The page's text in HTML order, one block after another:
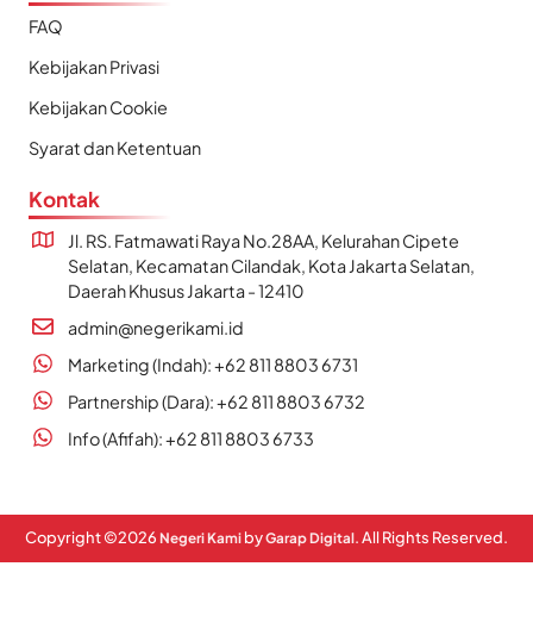
FAQ
Kebijakan Privasi
Kebijakan Cookie
Syarat dan Ketentuan
Kontak
Jl. RS. Fatmawati Raya No.28AA, Kelurahan Cipete
Selatan, Kecamatan Cilandak, Kota Jakarta Selatan,
Daerah Khusus Jakarta - 12410
admin@negerikami.id
Marketing (Indah): +62 811 8803 6731
Partnership (Dara): +62 811 8803 6732
Info (Afifah): +62 811 8803 6733
Copyright ©2026 Negeri Kami byGarap Digital. All Rights Reserved.